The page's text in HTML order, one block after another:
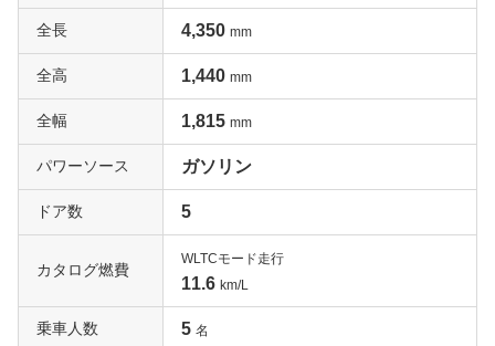
全長 4,350 mm
全高 1,440 mm
全幅 1,815 mm
パワーソース ガソリン
ドア数 5
カタログ燃費
WLTCモード走行
11.6 km/L
乗車人数 5 名